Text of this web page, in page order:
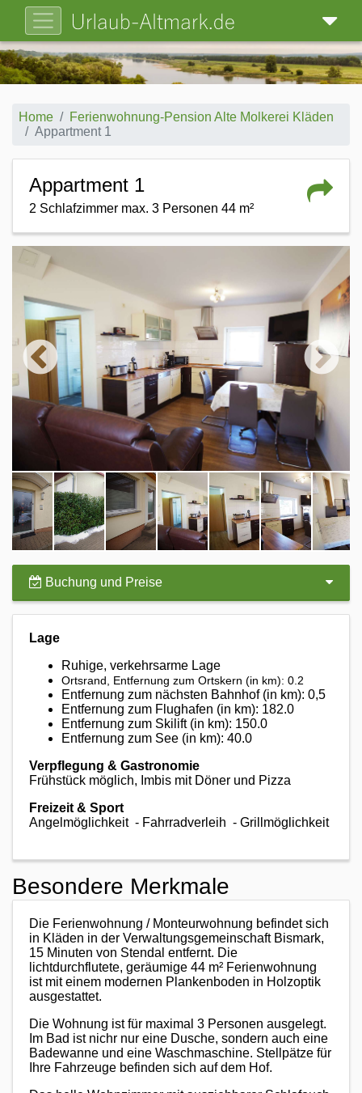
Home
Ferienwohnung-Pension Alte Molkerei Kläden
Appartment 1
Appartment 1
2 Schlafzimmer max. 3 Personen 44 m²
Buchung und Preise
Lage
Ruhige, verkehrsarme Lage
Ortsrand, Entfernung zum Ortskern (in km): 0.2
Entfernung zum nächsten Bahnhof (in km): 0,5
Entfernung zum Flughafen (in km): 182.0
Entfernung zum Skilift (in km): 150.0
Entfernung zum See (in km): 40.0
Verpflegung & Gastronomie
Frühstück möglich, Imbis mit Döner und Pizza
Freizeit & Sport
Angelmöglichkeit - Fahrradverleih - Grillmöglichkeit
Besondere Merkmale
Die Ferienwohnung / Monteurwohnung befindet sich
in Kläden in der Verwaltungsgemeinschaft Bismark,
15 Minuten von Stendal entfernt. Die
lichtdurchflutete, geräumige 44 m² Ferienwohnung
ist mit einem modernen Plankenboden in Holzoptik
ausgestattet.
Die Wohnung ist für maximal 3 Personen ausgelegt.
Im Bad ist nichr nur eine Dusche, sondern auch eine
Badewanne und eine Waschmaschine. Stellpätze für
Ihre Fahrzeuge befinden sich auf dem Hof.